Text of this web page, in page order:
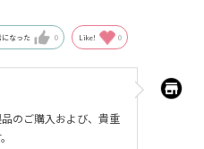
になった 0 Like! 0
のご購入および、貴重